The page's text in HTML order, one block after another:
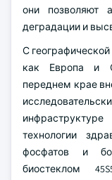
они позволяют
деградации и
С
как Европа и
переднем крае
технологии
фосфатов и
биостеклом